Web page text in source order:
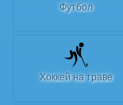
Футбол
Хоккей на траве